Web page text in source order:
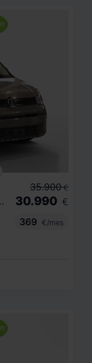
85KW/110KW
35.900 €
30.990 €
369
€/mes